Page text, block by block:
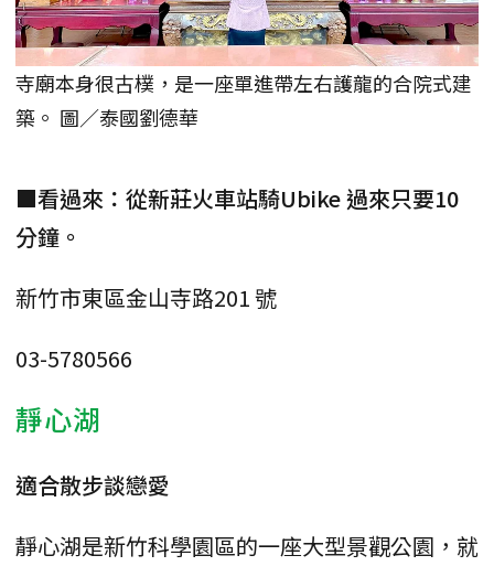
寺廟本身很古樸，是一座單進帶左右護龍的合院式建
築。 圖／泰國劉德華
■看過來：從新莊火車站騎Ubike 過來只要10
分鐘。
新竹市東區金山寺路201 號
03-5780566
靜心湖
適合散步談戀愛
靜心湖是新竹科學園區的一座大型景觀公園，就